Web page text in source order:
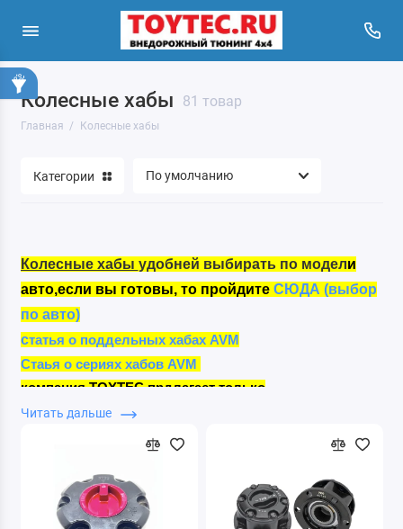
Колесные хабы 81 товар
Главная Колесные хабы
Категории
Колесные хабы удобней выбирать по модели
авто,если вы готовы, то пройдите СЮДА (выбор
по авто)
статья о поддельных хабах AVM
Стаья о сериях хабов AVM
компания TOYTEC прдлагает только
ОРИГИНАЛЬНЫЕ ХАБЫ
вы били уверны в своем полном приводе!!!
Читать дальше